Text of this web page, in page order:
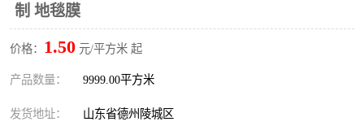
制 地毯膜
价格： 1.50 元/平方米 起
产品数量： 9999.00平方米
发货地址： 山东省德州陵城区